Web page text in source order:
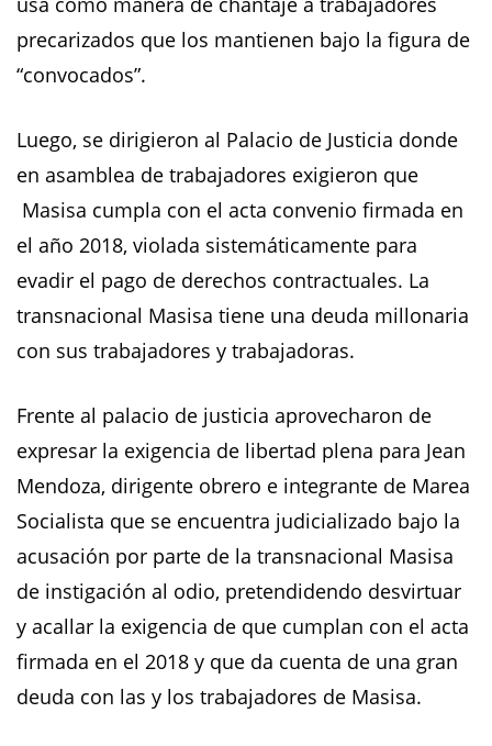
precarizados que los mantienen bajo la figura de
“convocados”.
Luego, se dirigieron al Palacio de Justicia donde
en asamblea de trabajadores exigieron que
Masisa cumpla con el acta convenio firmada en
el año 2018, violada sistemáticamente para
evadir el pago de derechos contractuales. La
transnacional Masisa tiene una deuda millonaria
con sus trabajadores y trabajadoras.
Frente al palacio de justicia aprovecharon de
expresar la exigencia de libertad plena para Jean
Mendoza, dirigente obrero e integrante de Marea
Socialista que se encuentra judicializado bajo la
acusación por parte de la transnacional Masisa
de instigación al odio, pretendidendo desvirtuar
y acallar la exigencia de que cumplan con el acta
firmada en el 2018 y que da cuenta de una gran
deuda con las y los trabajadores de Masisa.